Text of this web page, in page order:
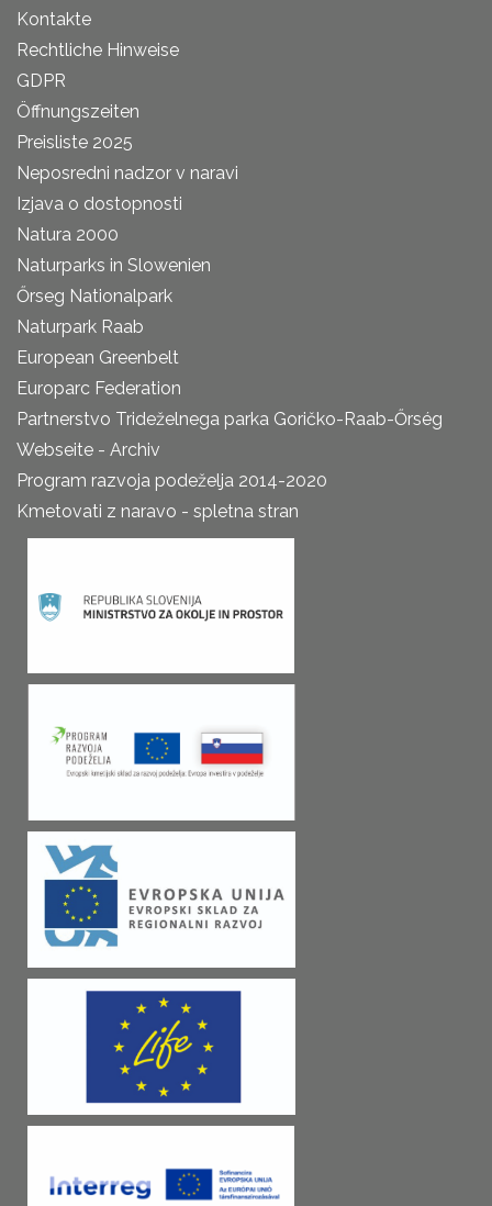
Kontakte
Rechtliche Hinweise
GDPR
Öffnungszeiten
Preisliste 2025
Neposredni nadzor v naravi
Izjava o dostopnosti
Natura 2000
Naturparks in Slowenien
Őrseg Nationalpark
Naturpark Raab
European Greenbelt
Europarc Federation
Partnerstvo Trideželnega parka Goričko-Raab-Őrség
Webseite - Archiv
Program razvoja podeželja 2014-2020
Kmetovati z naravo - spletna stran